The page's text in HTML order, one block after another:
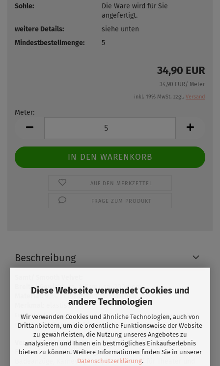
Diese Webseite verwendet Cookies und
andere Technologien
Wir verwenden Cookies und ähnliche Technologien, auch von
Drittanbietern, um die ordentliche Funktionsweise der Website
zu gewährleisten, die Nutzung unseres Angebotes zu
analysieren und Ihnen ein bestmögliches Einkaufserlebnis
bieten zu können. Weitere Informationen finden Sie in unserer
Datenschutzerklärung.
Sohle:
Die Ware wird für Sie
angefertigt.
weitere Details:
siehe unten
Mindestbestellmenge:
5
34,90 EUR
34,90 EUR/ Meter
inkl. 19% MwSt. zzgl. Versand
Meter:
AUF DEN MERKZETTEL
FRAGE ZUM PRODUKT
Beschreibung
Breite/ Gewicht: ca. 145cm/ ca. 200g/qm
Material:90% Polyester/ 10% Elasthan
: elastisch
Ein wirklich luxuriöser Druckgrund. Die Farben wirken tiefer und satter. Der
glatte Samt fühlt sich toll auf der Haut an.
Verwendung:Tanzkostüme, Kostüme für Roll- &
Eiskunstlauf,Badekleidung, Sportkleidung,
Badeanzüge, Karneval, Tops, idealer Stoff für Theater und